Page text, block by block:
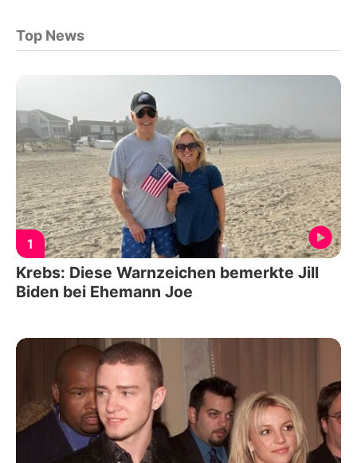
Top News
1
Krebs: Diese Warnzeichen bemerkte Jill
Biden bei Ehemann Joe